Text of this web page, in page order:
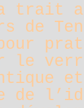
trait
de
pour
le
de